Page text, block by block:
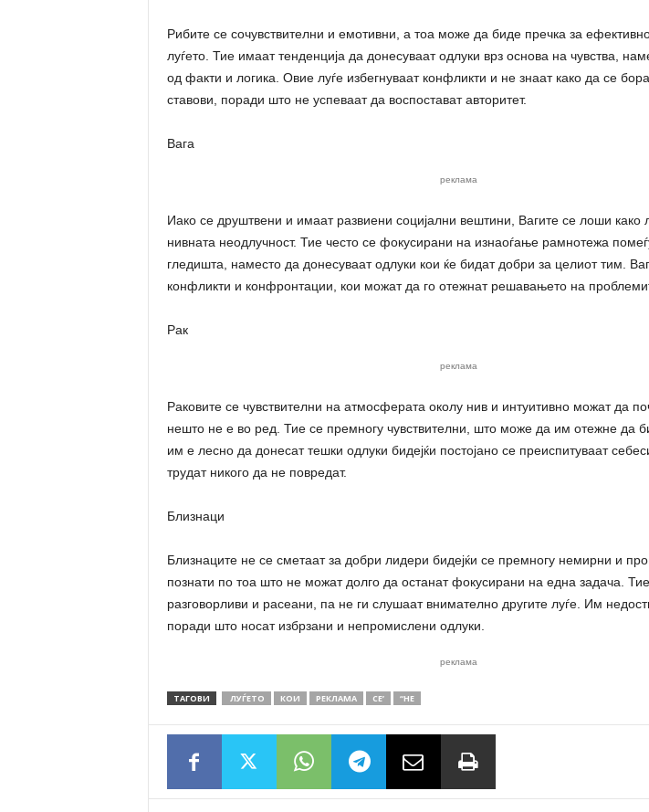
Рибите се сочувствителни и емотивни, а тоа може да биде пречка за
луѓето. Тие имаат тенденција да донесуваат одлуки врз основа на чувства,
од факти и логика. Овие луѓе избегнуваат конфликти и не знаат како да се
ставови, поради што не успеваат да воспостават авторитет.
Вага
реклама
Иако се друштвени и имаат развиени социјални вештини, Вагите се лоши како
нивната неодлучност. Тие често се фокусирани на изнаоѓање рамнотежа
гледишта, наместо да донесуваат одлуки кои ќе бидат добри за целиот тим.
конфликти и конфронтации, кои можат да го отежнат решавањето на
Рак
реклама
Раковите се чувствителни на атмосферата околу нив и интуитивно можат да
нешто не е во ред. Тие се премногу чувствителни, што може да им отежне да
им е лесно да донесат тешки одлуки бидејќи постојано се преиспитуваат
трудат никого да не повредат.
Близнаци
Близнаците не се сметаат за добри лидери бидејќи се премногу немирни и
познати по тоа што не можат долго да останат фокусирани на една задача.
разговорливи и расеани, па не ги слушаат внимателно другите луѓе. Им
поради што носат избрзани и непромислени одлуки.
реклама
ТАГОВИ ЛУЃЕТО КОИ РЕКЛАМА СЕ’ “НЕ